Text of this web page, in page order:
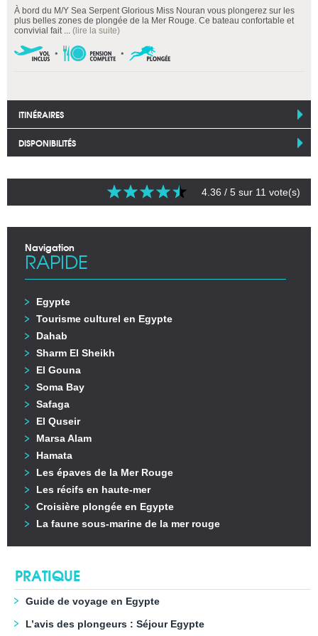
À bord du M/Y Sea Serpent Glorious Miss Nouran vous plongerez sur les
plus belles zones de plongée de la Mer Rouge. Ce bateau confortable et
convivial fait ... (lire la suite)
ITINÉRAIRES
DISPONIBILITÉS
4.36 / 5 sur 11 vote(s)
Navigation
RAPIDE
Egypte
Tourisme culturel en Egypte
Dahab
Sharm El Sheikh
El Gouna
Soma Bay
Safaga
El Quseir
Marsa Alam
Hamata
Les épaves de la Mer Rouge
Les récifs en haute-mer
Croisière plongée en Egypte
La faune sous-marine de la mer rouge
PRATIQUE
Guide de voyage en Egypte
L’avis des plongeurs : Séjour Egypte